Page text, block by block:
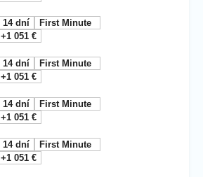
14 dní
First Minute
+1 051 €
14 dní
First Minute
+1 051 €
14 dní
First Minute
+1 051 €
14 dní
First Minute
+1 051 €